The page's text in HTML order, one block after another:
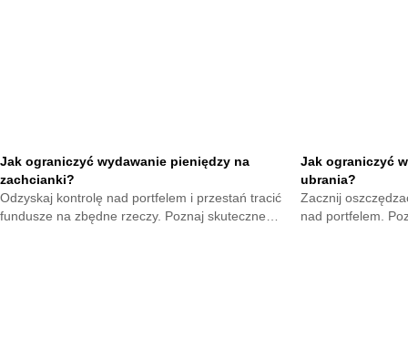
Jak ograniczyć wydawanie pieniędzy na
zachcianki?
Odzyskaj kontrolę nad portfelem i przestań tracić
fundusze na zbędne rzeczy. Poznaj skuteczne
Jak ograniczyć
ubrania?
Zacznij
nad portfelem.